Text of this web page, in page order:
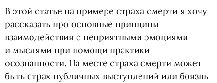
В этой статье на примере страха смерти я хочу
рассказать про основные принципы
взаимодействия с неприятными эмоциями
и мыслями при помощи практики
осознанности. На месте страха смерти может
быть страх публичных выступлений или боязнь